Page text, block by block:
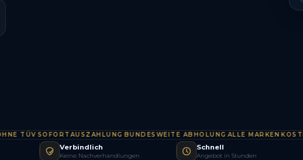
·SOFORTAUSZAHLUNG BUNDESWEITE ABHOLUNG ALLE MARKEN·
Verbindlich
Keine Nachverhandlungen
Schnell
Angebot in Stunden